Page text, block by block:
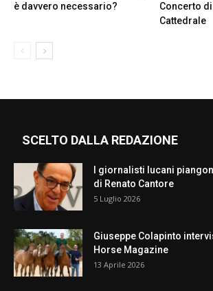
è davvero necessario?
Concerto
Cattedrale
SCELTO DALLA REDAZIONE
I giornalisti lucani
di Renato Cantore
5 Luglio 2026
Giuseppe Colapinto
Horse Magazine
13 Aprile 2026